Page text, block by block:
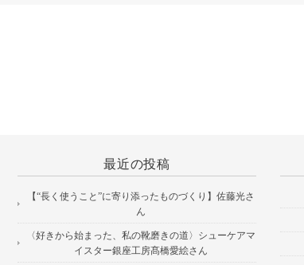
最近の投稿
【“長く使うこと”に寄り添ったものづくり】佐藤光さ
ん
〈好きから始まった、私の靴磨きの道〉シューケアマ
イスター銀座工房髙橋愛絵さん